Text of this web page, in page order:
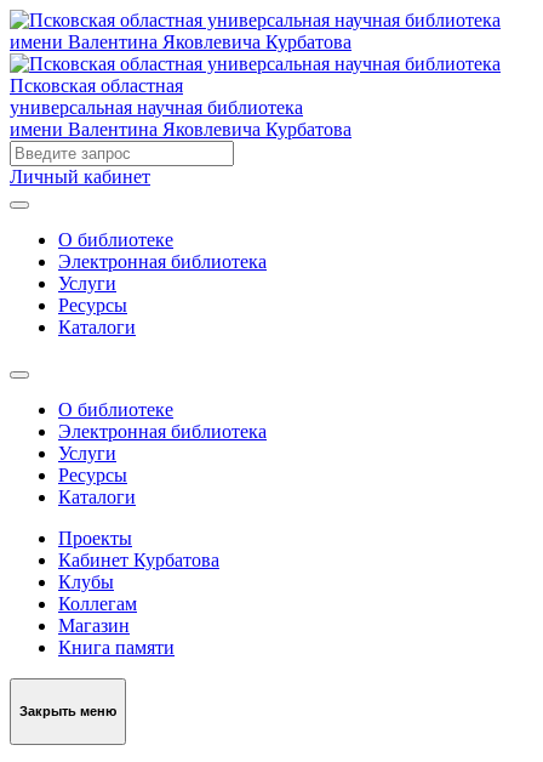
Псковская областная
универсальная научная библиотека
имени Валентина Яковлевича Курбатова
Личный кабинет
О библиотеке
Электронная библиотека
Услуги
Ресурсы
Каталоги
О библиотеке
Электронная библиотека
Услуги
Ресурсы
Каталоги
Проекты
Кабинет Курбатова
Клубы
Коллегам
Магазин
Книга памяти
Закрыть меню